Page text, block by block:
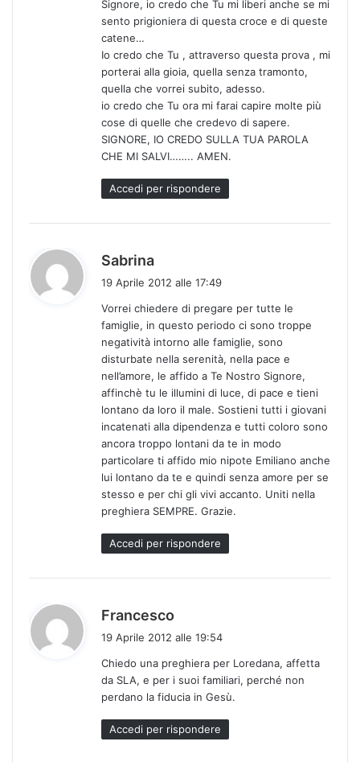
Signore, io credo che Tu mi liberi anche se mi
sento prigioniera di questa croce e di queste
catene…
Io credo che Tu , attraverso questa prova , mi
porterai alla gioia, quella senza tramonto,
quella che vorrei subito, adesso.
io credo che Tu ora mi farai capire molte più
cose di quelle che credevo di sapere.
SIGNORE, IO CREDO SULLA TUA PAROLA
CHE MI SALVI…….. AMEN.
Accedi per rispondere
Sabrina
e
t
19 Aprile 2012 alle 17:49
Vorrei chiedere di pregare per tutte le
famiglie, in questo periodo ci sono troppe
negatività intorno alle famiglie, sono
disturbate nella serenità, nella pace e
nell’amore, le affido a Te Nostro Signore,
affinchè tu le illumini di luce, di pace e tieni
lontano da loro il male. Sostieni tutti i giovani
incatenati alla dipendenza e tutti coloro sono
ancora troppo lontani da te in modo
particolare ti affido mio nipote Emiliano anche
lui lontano da te e quindi senza amore per se
stesso e per chi gli vivi accanto. Uniti nella
preghiera SEMPRE. Grazie.
Accedi per rispondere
Francesco
e
t
o
:
19 Aprile 2012 alle 19:54
Chiedo una preghiera per Loredana, affetta
da SLA, e per i suoi familiari, perché non
perdano la fiducia in Gesù.
Accedi per rispondere